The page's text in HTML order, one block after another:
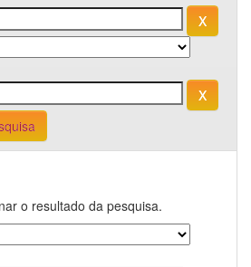
o resultado da pesquisa.